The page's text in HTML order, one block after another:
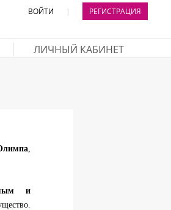
ВОЙТИ | РЕГИСТРАЦИЯ
ЛИЧНЫЙ КАБИНЕТ
,
и